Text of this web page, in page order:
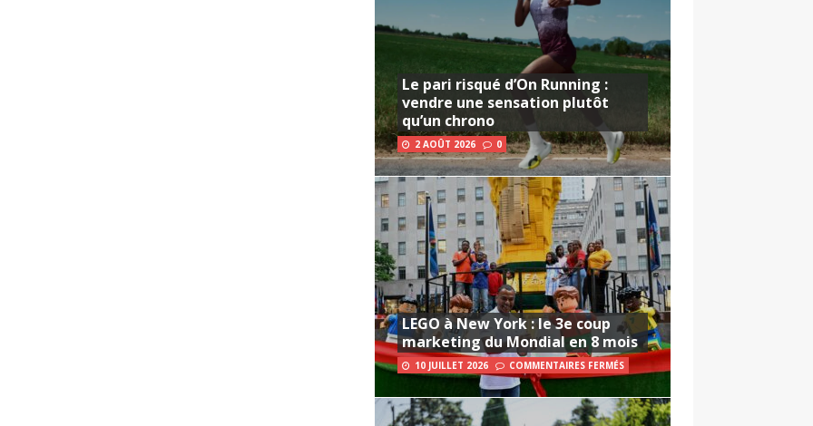
Le pari risqué d’On Running :
vendre une sensation plutôt
qu’un chrono
2 AOÛT 2026 0
LEGO à New York : le 3e coup
marketing du Mondial en 8 mois
10 JUILLET 2026 COMMENTAIRES FERMÉS